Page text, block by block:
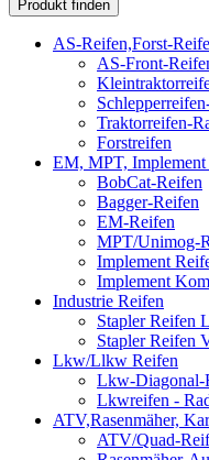
AS-Reifen,Forst-
AS-Front-
Traktorreifen-
Forstreifen
EM, MPT, Implement
BobCat-Reifen
Bagger-Reifen
EM-Reifen
MPT/Unimog-
Implement
Implement
Industrie Reifen
Stapler Reifen
Stapler Reifen
Lkw/Llkw Reifen
Lkw-Diagonal-
Lkwreifen -
ATV,Rasenmäher,
ATV/Quad-